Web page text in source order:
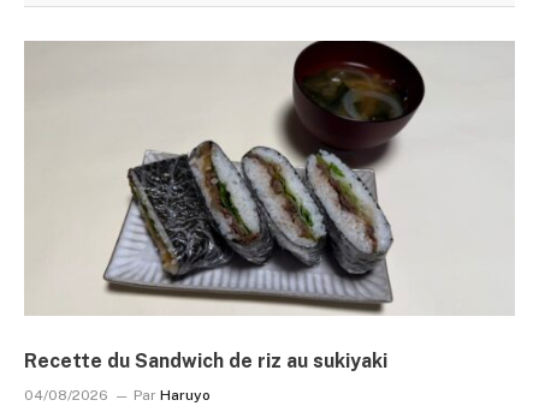
Recette du Sandwich de riz au sukiyaki
04/08/2026 Par Haruyo